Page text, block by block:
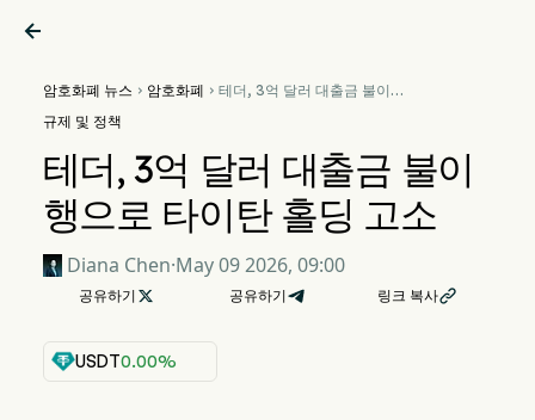

암호화폐 뉴스  암호화폐  테더, 3억 달러 대출금 불이행
규제 및 정책
테더, 3억 달러 대출금 불이
행으로 타이탄 홀딩 고소
Diana Chen·May 09 2026, 09:00
공유하기  공유하기 링크 복사
USDT0.00%